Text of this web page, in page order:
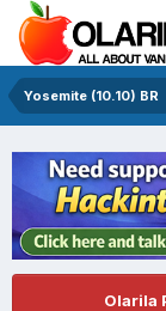
Yosemite (10.10) BR
Olarila